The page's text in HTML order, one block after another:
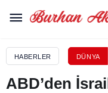
HABERLER DÜNYA
ABD’den